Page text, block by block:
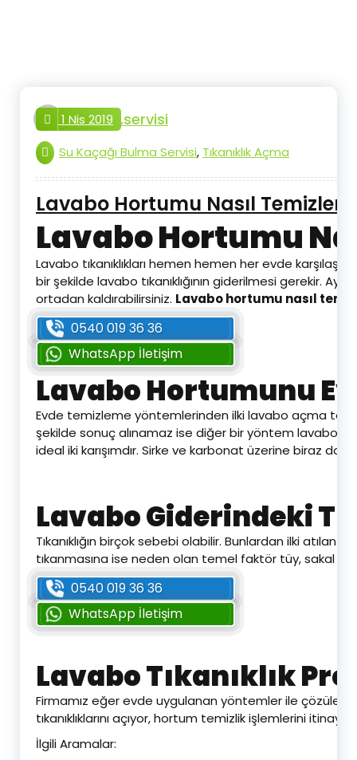
tesisat.servisi
1 Nis 2019
Su Kaçağı Bulma Servisi, Tıkanıklık Açma
Lavabo Hortumu Nasıl
Lavabo Hortumu
Lavabo tıkanıklıkları hemen hemen her evde
bir şekilde lavabo tıkanıklığının giderilmesi gerekir.
ortadan kaldırabilirsiniz. Lavabo hortumu nasıl
0540 019 36 36
WhatsApp İletişim
Lavabo Hortumunu
Evde temizleme yöntemlerinden ilki lavabo açma
şekilde sonuç alınamaz ise diğer bir yöntem lavabo
ideal iki karışımdır. Sirke ve karbonat üzerine biraz
Lavabo Giderindeki
Tıkanıklığın birçok sebebi olabilir. Bunlardan ilki
tıkanmasına ise neden olan temel faktör tüy, sakal ve
0540 019 36 36
WhatsApp İletişim
Lavabo Tıkanıklık
Firmamız eğer evde uygulanan yöntemler ile
tıkanıklıklarını açıyor, hortum temizlik işlemlerini
İlgili Aramalar: